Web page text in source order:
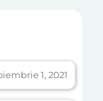
1, 2021